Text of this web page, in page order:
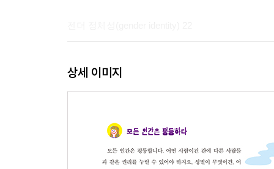
이런 다양한 차이들 사이의 평등 27
┃ 루도빅에게만 엄격한 세상 28 ┃
┃ 차별과 편견을 이겨 낸 주디 30 ┃
상세 이미지